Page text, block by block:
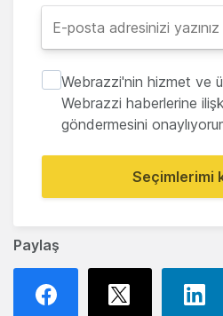
Paylaş
Webrazzi'nin hizmet ve
Webrazzi haberlerine
göndermesini
Seçimlerimi